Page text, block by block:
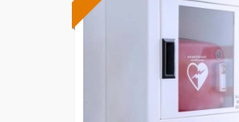
Formación 100%
Para desempleados,
trabajadores y autónomos.
Sector
-Otros Servicios.